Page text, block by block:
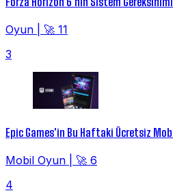
Oyun
🚀 11
3
Epic Games'in Bu Haftaki Ücretsiz
Mobil Oyun
🚀 6
4